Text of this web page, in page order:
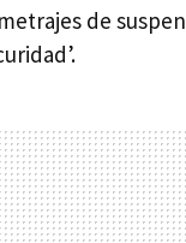
de